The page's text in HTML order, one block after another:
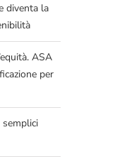
diventa la
ASA
per
semplici